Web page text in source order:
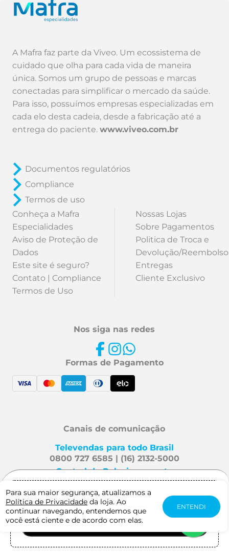
Para sua maior segurança, atualizamos a
Política de Privacidade da loja. Ao
continuar navegando, entendemos que
você está ciente e de acordo com elas.
ENTENDI
Gostaria de receber notificação quando
este produto estiver disponível?
A Mafra faz parte da Viveo. Um ecossistema de
cuidado que olha para cada vida de maneira
única. Somos um grupo de pessoas e marcas
conectadas para simplificar o mercado da saúde.
Para isso, possuímos empresas especializadas em
cada elo desta cadeia, desde a fabricação até a
entrega do paciente.www.viveo.com.br
Documentos regulatórios
Compliance
Termos de uso
Conheça a Mafra
Especialidades
Aviso de Proteção de
Dados
Este site é seguro?
Contato | Compliance
Termos de Uso
Nossas Lojas
Sobre Pagamentos
Politica de Troca e
Devolução/Reembolso
Entregas
Cliente Exclusivo
Nos siga nas redes
Formas de Pagamento
Canais de comunicação
Televendas para todo Brasil
0800 727 6585 | (16) 2132-5000
Central de Relacionamento
Fale Conosco
Mafra Especialidades é uma